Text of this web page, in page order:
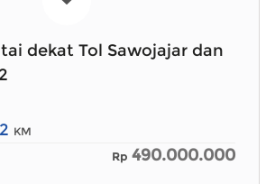
dekat Tol Sawojajar dan
2 KM
Rp 490.000.000